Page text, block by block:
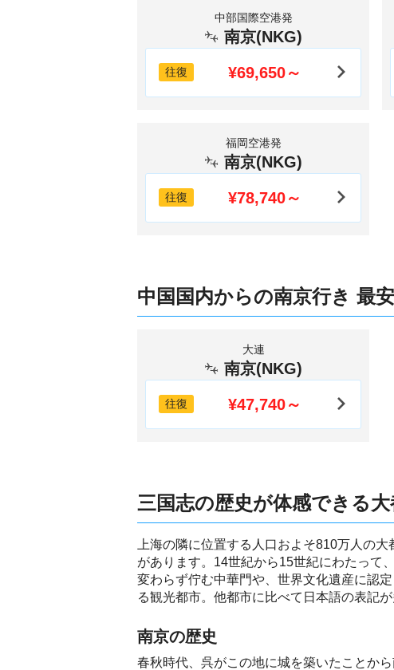
中部国際空港発
南京(NKG)
往復 ¥69,650～
福岡空港発
南京(NKG)
往復 ¥78,740～
中国国内からの南京行き 最
大連
南京(NKG)
往復 ¥47,740～
三国志の歴史が体感できる大
上海の隣に位置する人口およそ810万人の
があります。14世紀から15世紀にわたって
変わらず佇む中華門や、世界文化遺産に認
る観光都市。他都市に比べて日本語の表記
南京の歴史
春秋時代、呉がこの地に城を築いたことか